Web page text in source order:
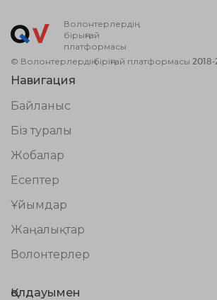
Волонтерлердің
бірыңғай
платформасы
© Волонтерлердің біріңғай платформасы
Навигация
Байланыс
Біз туралы
Жобалар
Есептер
Ұйымдар
Жаңалықтар
Волонтерлер
Қолдауымен